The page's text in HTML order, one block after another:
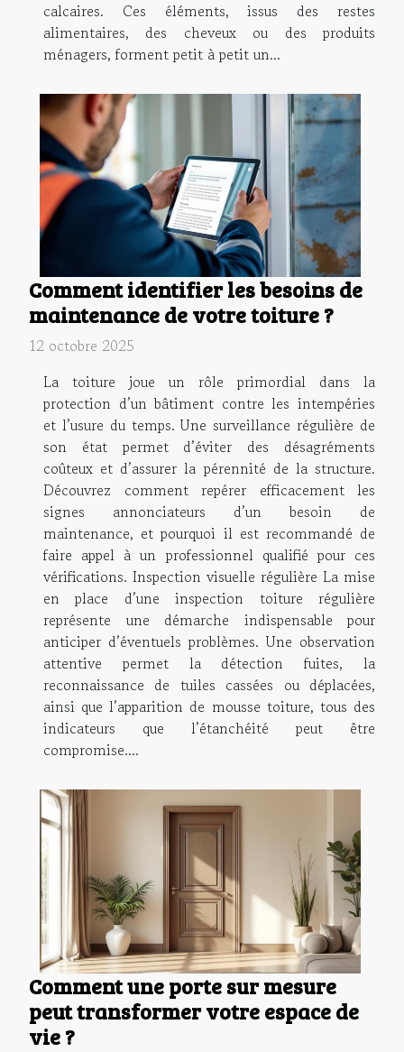
calcaires. Ces éléments, issus des restes
alimentaires, des cheveux ou des produits
ménagers, forment petit à petit un...
Comment identifier les besoins de
maintenance de votre toiture ?
12 octobre 2025
La toiture joue un rôle primordial dans la
protection d’un bâtiment contre les intempéries
et l’usure du temps. Une surveillance régulière de
son état permet d’éviter des désagréments
coûteux et d’assurer la pérennité de la structure.
Découvrez comment repérer efficacement les
signes annonciateurs d’un besoin de
maintenance, et pourquoi il est recommandé de
faire appel à un professionnel qualifié pour ces
vérifications. Inspection visuelle régulière La mise
en place d’une inspection toiture régulière
représente une démarche indispensable pour
anticiper d’éventuels problèmes. Une observation
attentive permet la détection fuites, la
reconnaissance de tuiles cassées ou déplacées,
ainsi que l’apparition de mousse toiture, tous des
indicateurs que l’étanchéité peut être
compromise....
Comment une porte sur mesure
peut transformer votre espace de
vie ?